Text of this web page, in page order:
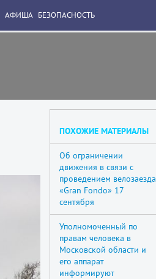
АФИША БЕЗОПАСНОСТЬ
ПОХОЖИЕ МАТЕРИАЛЫ
Об ограничении
движения в связи с
проведением велозаезда
«Gran Fondo» 17
сентября
Уполномоченный по
правам человека в
Московской области и
его аппарат
информируют